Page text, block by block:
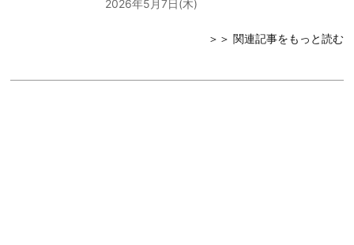
2026年5月7日(木)
＞＞ 関連記事をもっと読む